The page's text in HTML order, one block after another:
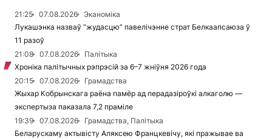
21:25 07.08.2026
Эканоміка
Лукашэнка назваў “жудасцю” павелічэнне страт Белкаапсаюза ў
11 разоў
21:08
07.08.2026
Палітыка
Хроніка палітычных рэпрэсій за 6–7 жніўня 2026 года
20:15
07.08.2026
Грамадства
Жыхар Кобрынскага раёна памёр ад перадазіроўкі алкаголю —
экспертыза паказала 7,2 праміле
19:39
07.08.2026
Грамадства, Палітыка
Беларускаму актывісту Аляксею Францкевічу, які пражывае ва